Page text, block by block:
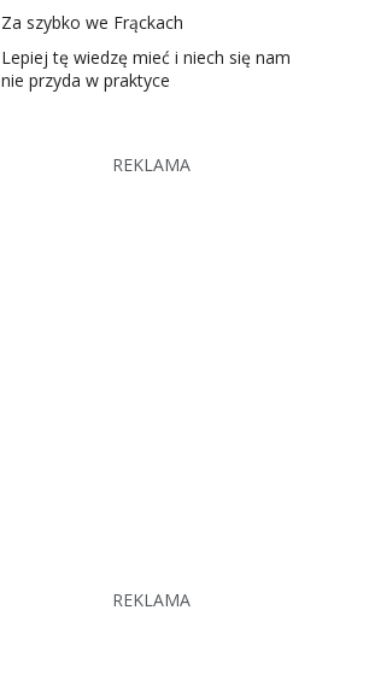
Za szybko we Frąckach
Lepiej tę wiedzę mieć i niech się nam
nie przyda w praktyce
REKLAMA
REKLAMA